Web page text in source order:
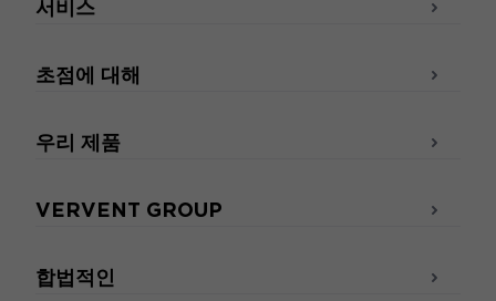
서비스
초점에 대해
우리 제품
VERVENT GROUP
합법적인